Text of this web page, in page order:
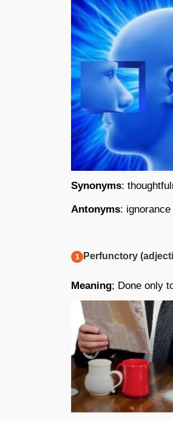
Synonyms:
Antonyms: ignorance
Perfunctory
Meaning; Done only